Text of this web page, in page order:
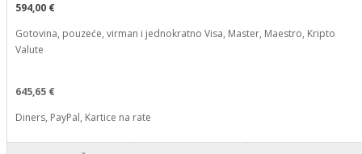
594,00 €
Gotovina, pouzeće, virman i jednokratno Visa, Master, Maestro, Kripto
Valute
645,65 €
Diners, PayPal, Kartice na rate